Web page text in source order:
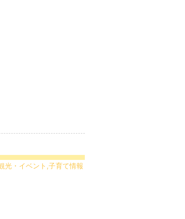
光・イベント,子育て情報